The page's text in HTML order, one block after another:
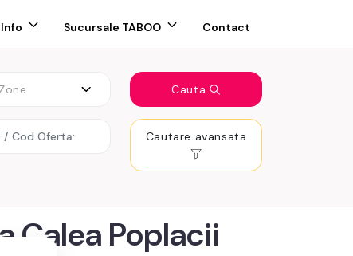
Info Sucursale TABOO Contact
Zone Cauta
Calea Poplacii